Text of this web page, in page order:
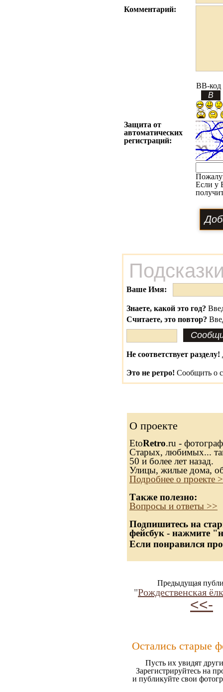
Комментарий:
BB-код
Защита от
автоматических
регистраций:
Если у
Ваше Имя:
Знаете, какой это год?
Считаете, это повтор?
Не соответствует разделу!
Это не ретро! Сообщить о
О проекте
EtoRetro.ru -
Старых, любимых...
50 и более лет назад.
Улицы, жилые дома,
Подробнее о проекте
Также полезно:
Вопросы и ответы >>
Подпишитесь на
фейсбук - нажмите
Если понравился
Предыдущая
"Рождественская
<<-
Остались старые
Пусть их увидят
Зарегистрируйтесь на
и публикуйте свои